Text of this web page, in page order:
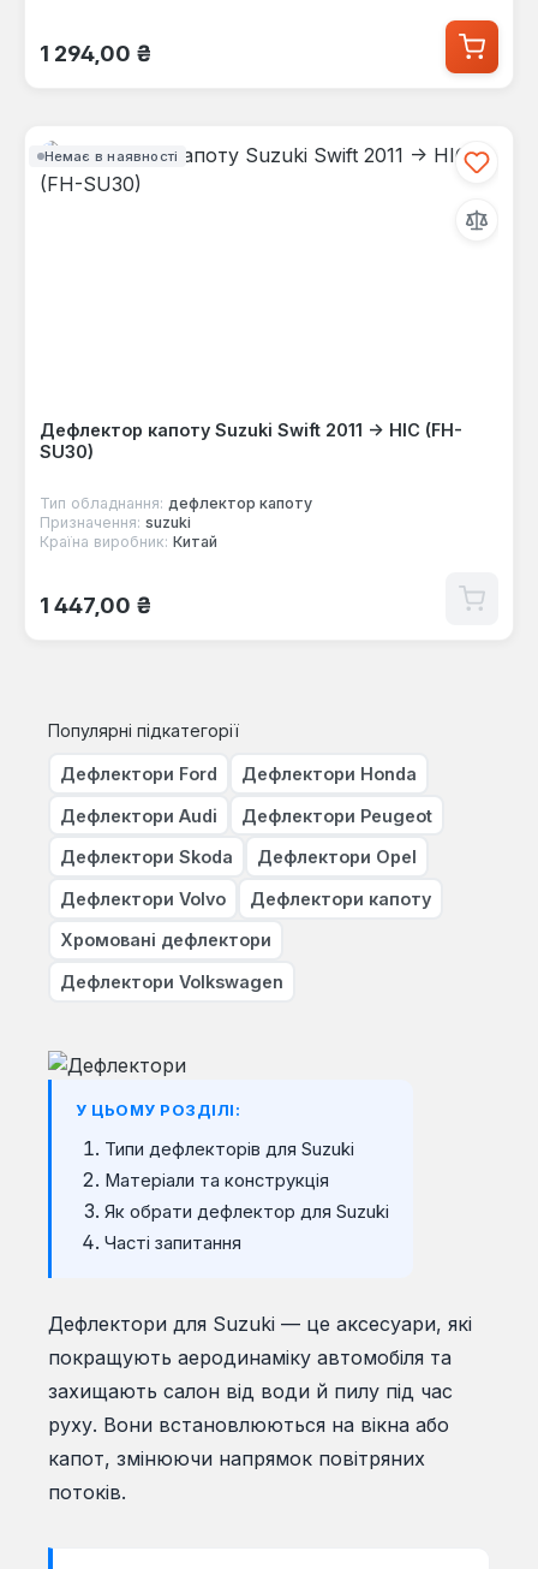
Звичайна ціна:
1 294,00 ₴
Немає в наявності
Дефлектор капоту Suzuki Swift 2011 -> HIC (FH-
SU30)
Тип обладнання: дефлектор капоту
Призначення: suzuki
Країна виробник: Китай
Звичайна ціна:
1 447,00 ₴
Популярні підкатегорії
Дефлектори Ford Дефлектори Honda
Дефлектори Audi Дефлектори Peugeot
Дефлектори Skoda Дефлектори Opel
Дефлектори Volvo Дефлектори капоту
Хромовані дефлектори
Дефлектори Volkswagen
У ЦЬОМУ РОЗДІЛІ:
Типи дефлекторів для Suzuki
Матеріали та конструкція
Як обрати дефлектор для Suzuki
Часті запитання
Дефлектори для Suzuki — це аксесуари, які
покращують аеродинаміку автомобіля та
захищають салон від води й пилу під час
руху. Вони встановлюються на вікна або
капот, змінюючи напрямок повітряних
потоків.